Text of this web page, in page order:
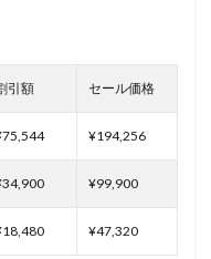
引額 セール価格
¥194,256
¥99,900
¥47,320